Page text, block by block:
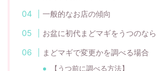
一般的なお店の傾向
お盆に初代まどマギをうつのなら
まどマギで変更かを調べる場合
【うつ前に調べる方法】